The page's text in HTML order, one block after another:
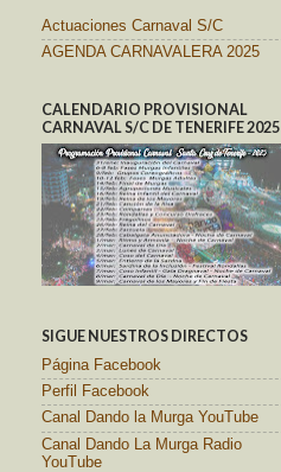
Actuaciones Carnaval S/C
AGENDA CARNAVALERA 2025
CALENDARIO PROVISIONAL
CARNAVAL S/C DE TENERIFE 2025
SIGUE NUESTROS DIRECTOS
Página Facebook
Perfil Facebook
Canal Dando la Murga YouTube
Canal Dando La Murga Radio
YouTube